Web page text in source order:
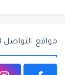
مواقع التواصل